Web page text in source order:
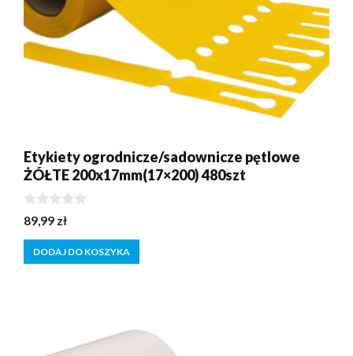
Etykiety ogrodnicze/sadownicze pętlowe
ŻÓŁTE 200x17mm(17×200) 480szt
0
z
5
89,99 zł
DODAJ DO KOSZYKA